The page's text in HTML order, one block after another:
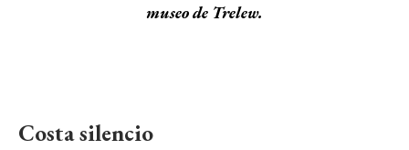
museo de Trelew.
Costa silencio